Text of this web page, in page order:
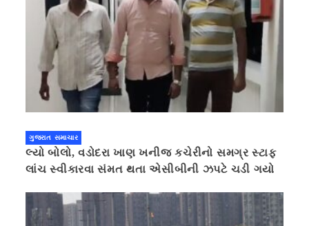
ગુજરાત સમાચાર
લ્યો બોલો, વડોદરા ખાણ ખનીજ કચેરીનો સમગ્ર સ્ટાફ
લાંચ સ્વીકારવા સંમત થતા એસીબીની ઝપટે ચડી ગયો